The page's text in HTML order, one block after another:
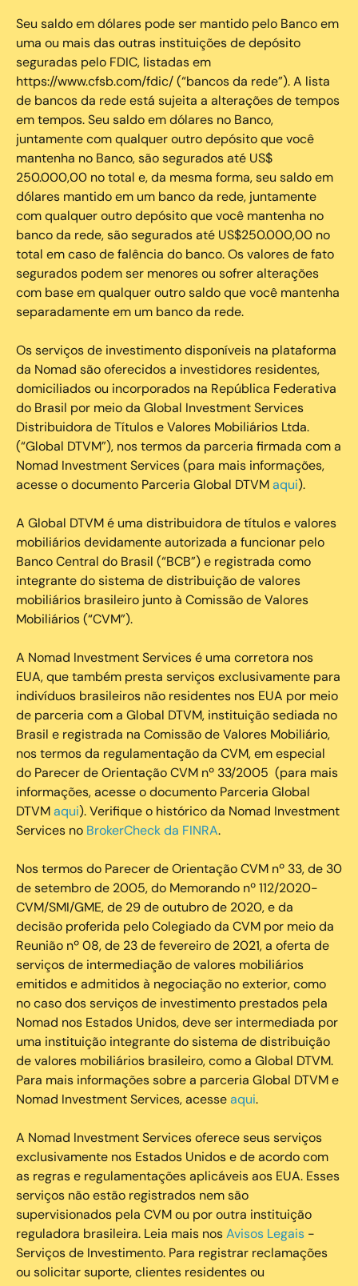
Seu saldo em dólares pode ser mantido pelo Banco em
uma ou mais das outras instituições de depósito
seguradas pelo FDIC, listadas em
https://www.cfsb.com/fdic/ (“bancos da rede”). A lista
de bancos da rede está sujeita a alterações de tempos
em tempos. Seu saldo em dólares no Banco,
juntamente com qualquer outro depósito que você
mantenha no Banco, são segurados até US$
250.000,00 no total e, da mesma forma, seu saldo em
dólares mantido em um banco da rede, juntamente
com qualquer outro depósito que você mantenha no
banco da rede, são segurados até US$250.000,00 no
total em caso de falência do banco. Os valores de fato
segurados podem ser menores ou sofrer alterações
com base em qualquer outro saldo que você mantenha
separadamente em um banco da rede.
Os serviços de investimento disponíveis na plataforma
da Nomad são oferecidos a investidores residentes,
domiciliados ou incorporados na República Federativa
do Brasil por meio da Global Investment Services
Distribuidora de Títulos e Valores Mobiliários Ltda.
(“Global DTVM”), nos termos da parceria firmada com a
Nomad Investment Services (para mais informações,
acesse o documento Parceria Global DTVMaqui).
A Global DTVM é uma distribuidora de títulos e valores
mobiliários devidamente autorizada a funcionar pelo
Banco Central do Brasil (“BCB”) e registrada como
integrante do sistema de distribuição de valores
mobiliários brasileiro junto à Comissão de Valores
Mobiliários (“CVM”).
‍A Nomad Investment Services é uma corretora nos
EUA, que também presta serviços exclusivamente para
indivíduos brasileiros não residentes nos EUA por meio
de parceria com a Global DTVM, instituição sediada no
Brasil e registrada na Comissão de Valores Mobiliário,
nos termos da regulamentação da CVM, em especial
do Parecer de Orientação CVM nº 33/2005 (para mais
informações, acesse o documento Parceria Global
DTVMaqui). Verifique o histórico da Nomad Investment
Services no BrokerCheck da FINRA.
Nos termos do Parecer de Orientação CVM nº 33, de 30
de setembro de 2005, do Memorando nº 112/2020-
CVM/SMI/GME, de 29 de outubro de 2020, e da
decisão proferida pelo Colegiado da CVM por meio da
Reunião nº 08, de 23 de fevereiro de 2021, a oferta de
serviços de intermediação de valores mobiliários
emitidos e admitidos à negociação no exterior, como
no caso dos serviços de investimento prestados pela
Nomad nos Estados Unidos, deve ser intermediada por
uma instituição integrante do sistema de distribuição
de valores mobiliários brasileiro, como a Global DTVM.
Para mais informações sobre a parceria Global DTVM e
Nomad Investment Services, acesseaqui.
A Nomad Investment Services oferece seus serviços
exclusivamente nos Estados Unidos e de acordo com
as regras e regulamentações aplicáveis aos EUA. Esses
serviços não estão registrados nem são
supervisionados pela CVM ou por outra instituição
reguladora brasileira. Leia mais nosAvisos Legais -
Serviços de Investimento. Para registrar reclamações
ou solicitar suporte, clientes residentes ou